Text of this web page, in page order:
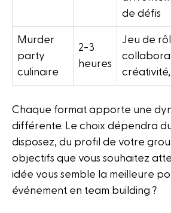
de défis
Murder
party
culinaire
2-3
heures
Jeu de
Chaque format apporte une
différente. Le choix dépendra
disposez, du profil de votre
objectifs que vous souhaitez
idée vous semble la meilleure
événement en team building ?